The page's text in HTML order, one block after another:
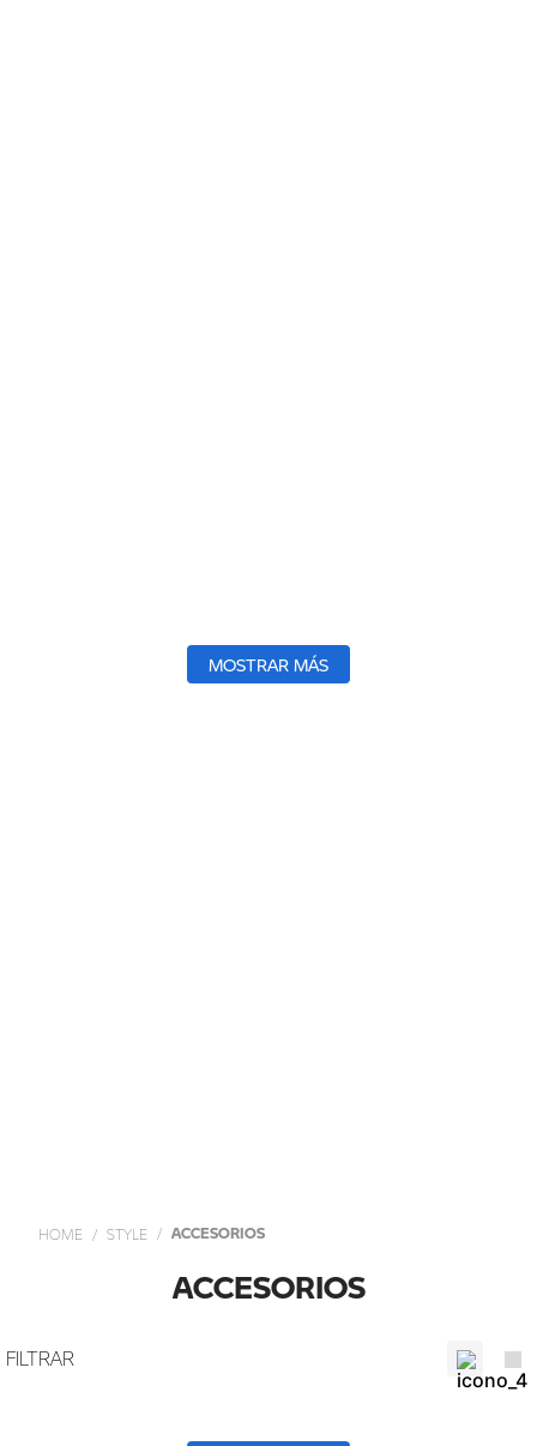
MOSTRAR MÁS
STYLE ACCESORIOS
ACCESORIOS